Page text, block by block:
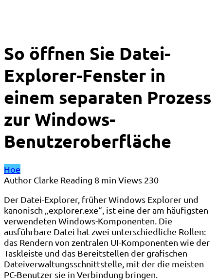
So öffnen Sie Datei-
Explorer-Fenster in
einem separaten Prozess
zur Windows-
Benutzeroberfläche
Hoe
Author Clarke Reading 8 min Views 230
Der Datei-Explorer, früher Windows Explorer und
kanonisch „explorer.exe“, ist eine der am häufigsten
verwendeten Windows-Komponenten. Die
ausführbare Datei hat zwei unterschiedliche Rollen:
das Rendern von zentralen UI-Komponenten wie der
Taskleiste und das Bereitstellen der grafischen
Dateiverwaltungsschnittstelle, mit der die meisten
PC-Benutzer sie in Verbindung bringen.